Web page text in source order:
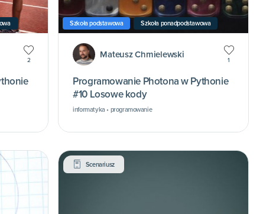
2
Szkoła podstawowa Szkoła ponadpodstawowa
Mateusz Chmielewski
1
Programowanie Photona w Pythonie
#10 Losowe kody
informatyka • programowanie
Scenariusz